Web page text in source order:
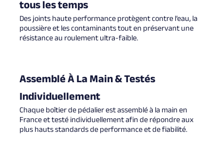
tous les temps
Des joints haute performance protègent contre l’eau, la
poussière et les contaminants tout en préservant une
résistance au roulement ultra-faible.
Assemblé À La Main & Testés
Individuellement
Chaque boîtier de pédalier est assemblé à la main en
France et testé individuellement afin de répondre aux
plus hauts standards de performance et de fiabilité.